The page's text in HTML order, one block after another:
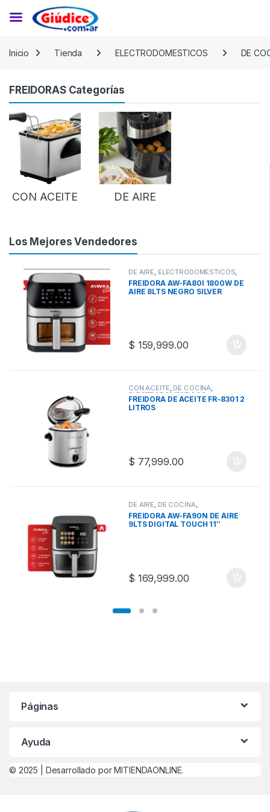
Inicio
Tienda ELECTRODOMESTICOS DE
FREIDORAS Categorías
CON ACEITE DE AIRE
Los Mejores Vendedores
DE AIRE, ELECTRODOMESTICOS,
FREIDORAS
FREIDORA AW-FA80I 1800W DE
AIRE 8LTS NEGRO SILVER
$ 159,999.00
CON ACEITE, DE COCINA,
ELECTRODOMESTICOS,
FREIDORAS
FREIDORA DE ACEITE FR-8301 2
LITROS
$ 77,999.00
DE AIRE, DE COCINA,
ELECTRODOMESTICOS ,
FREIDORAS
FREIDORA AW-FA90N DE AIRE
9LTS DIGITAL TOUCH 11″
$ 169,999.00
Páginas
Ayuda
© 2025 | Desarrollado por MITIENDAONLINE.